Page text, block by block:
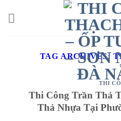
TAG ARCHIVES:
THI
Thi Công Trần Thả
Thả Nhựa Tại